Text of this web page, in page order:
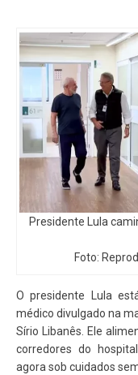
Presidente Lula
Foto:
O presidente Lula
médico divulgado na
Sírio Libanês. Ele
corredores do
agora sob cuidados